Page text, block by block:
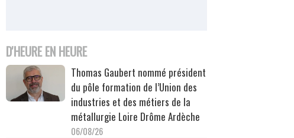
D'HEURE EN HEURE
Thomas Gaubert nommé président
du pôle formation de l’Union des
industries et des métiers de la
métallurgie Loire Drôme Ardèche
06/08/26